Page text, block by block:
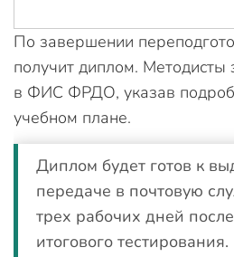
По завершении
получит диплом. Методисты
в ФИС ФРДО, указав
учебном плане.
Диплом будет готов к
передаче в почтовую
трех рабочих дней
итогового тестирования.